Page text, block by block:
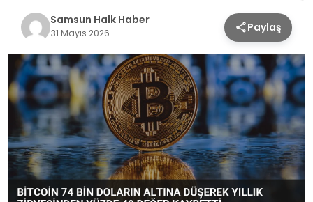
SIYASET
SPOR
TEKNOLOJI
YAŞAM
Samsun Halk Haber
31 Mayıs 2026 Paylaş